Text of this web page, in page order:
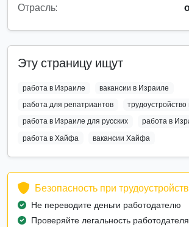
Отрасль:
Эту страницу ищут
работа в Израиле
вакансии в Израиле
работа для репатриантов
работа в Израиле для русских
работа в
работа в Хайфа
вакансии Хайфа
Безопасность при
Не переводите деньги работодателю
Проверяйте легальность работодателя